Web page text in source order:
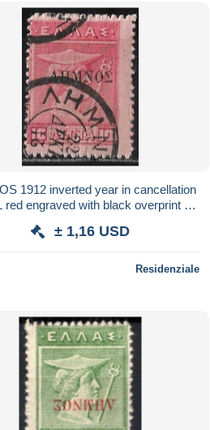
1912 inverted year in cancellation
red engraved with black overprint Vl.
± 1,16 USD
Residenziale